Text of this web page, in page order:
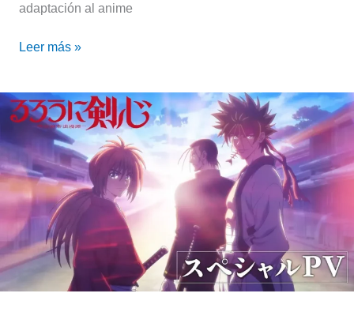
adaptación al anime
Leer más »
Rurouni
Kenshin
temporada
3
|
Fecha
de
estreno
y
más